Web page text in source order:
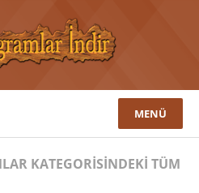
MENÜ
KATEGORISINDEKI TÜM